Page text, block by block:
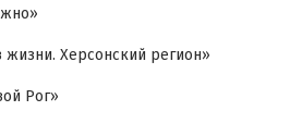
Херсонский регион»
Рог»